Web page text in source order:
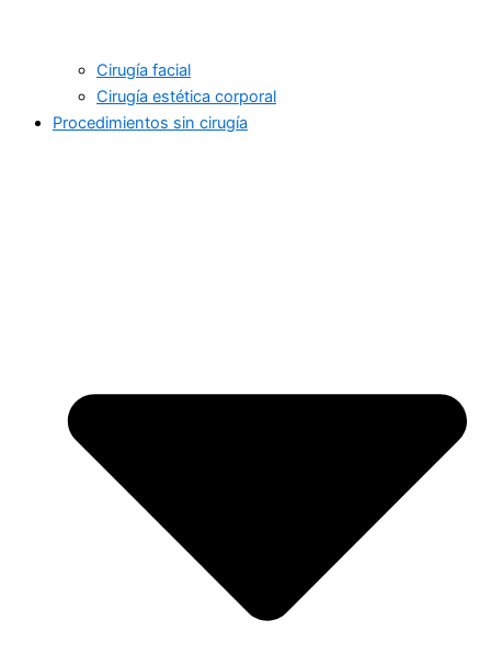
Cirugía facial
Cirugía estética corporal
Procedimientos sin cirugía